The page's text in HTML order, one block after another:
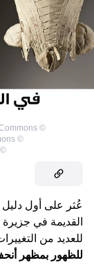
©
©
©
عُثر على أول
القديمة في
للعديد من
للظهور بمظهر